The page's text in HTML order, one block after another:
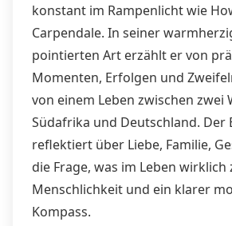
konstant im Rampenlicht wie
Carpendale. In seiner
pointierten Art erzählt er von
Momenten, Erfolgen und
von einem Leben zwischen zwei
Südafrika und Deutschland. Der
reflektiert über Liebe, Familie,
die Frage, was im Leben
Menschlichkeit und ein klarer
Kompass.​